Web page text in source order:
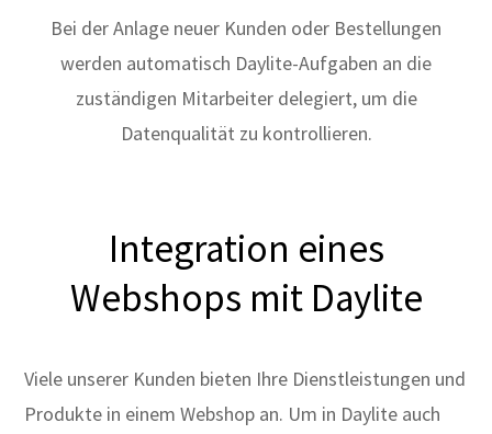
Bei der Anlage neuer Kunden oder Bestellungen
werden automatisch Daylite-Aufgaben an die
zuständigen Mitarbeiter delegiert, um die
Datenqualität zu kontrollieren.
Integration eines
Webshops mit Daylite
Viele unserer Kunden bieten Ihre Dienstleistungen und
Produkte in einem Webshop an. Um in Daylite auch